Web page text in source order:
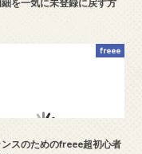
を一気に未登録に戻す方
freee
ンスのためのfreee超初心者